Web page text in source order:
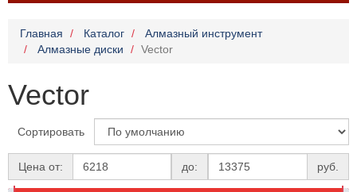
Главная Каталог
Алмазный инструмент
Алмазные диски
Vector
Vector
Сортировать
Цена от: до: руб.